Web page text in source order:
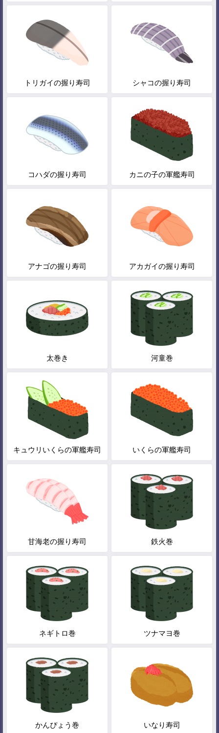
トリガイの握り寿司 シャコの握り寿司
コハダの握り寿司 カニの子の軍艦寿司
アナゴの握り寿司 アカガイの握り寿司
太巻き 河童巻
キュウリいくらの軍艦寿司 いくらの軍艦寿司
甘海老の握り寿司 鉄火巻
ネギトロ巻 ツナマヨ巻
かんぴょう巻 いなり寿司